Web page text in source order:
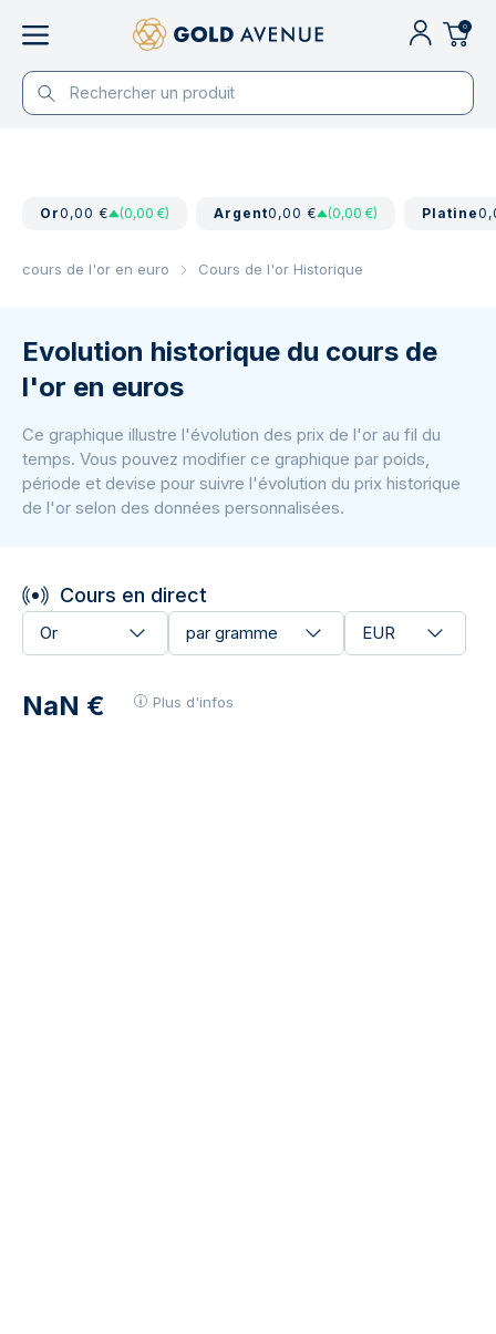
0
Or0,00 € (0,00 €) Argent0,00 € (0,00 €) Platine
cours de l'or en euro Cours de l'or Historique
Evolution historique du cours de
l'or en euros
Ce graphique illustre l'évolution des prix de l'or au fil du
temps. Vous pouvez modifier ce graphique par poids,
période et devise pour suivre l'évolution du prix historique
de l'or selon des données personnalisées.
Cours en direct
Or par gramme EUR
NaN € Plus d'infos